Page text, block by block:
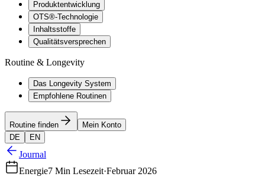
Produktentwicklung
OTS®-Technologie
Inhaltsstoffe
Qualitätsversprechen
Routine & Longevity
Das Longevity System
Empfohlene Routinen
Routine finden
Mein Konto
DE
EN
Journal
Energie7 Min Lesezeit·Februar 2026